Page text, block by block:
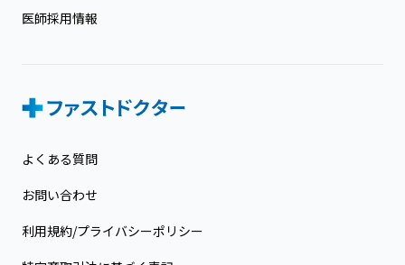
医師採用情報
よくある質問
お問い合わせ
利用規約/プライバシーポリシー